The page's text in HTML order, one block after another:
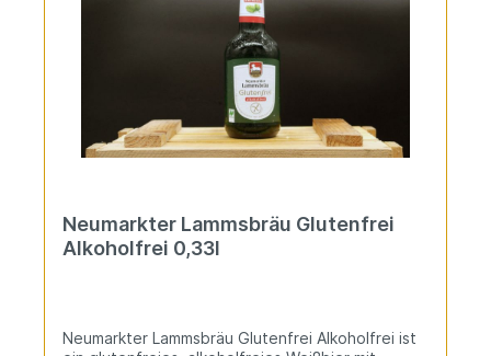
Neumarkter Lammsbräu Glutenfrei
Alkoholfrei 0,33l
Neumarkter Lammsbräu Glutenfrei Alkoholfrei ist